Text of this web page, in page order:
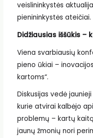
veislininkystės
pienininkystės ateičiai.
Didžiausias iššūkis –
Viena svarbiausių
pieno ūkiai –
kartoms“.
Diskusijas vedė
kurie atvirai kalbėjo
problemų – kartų
jaunų žmonių nori